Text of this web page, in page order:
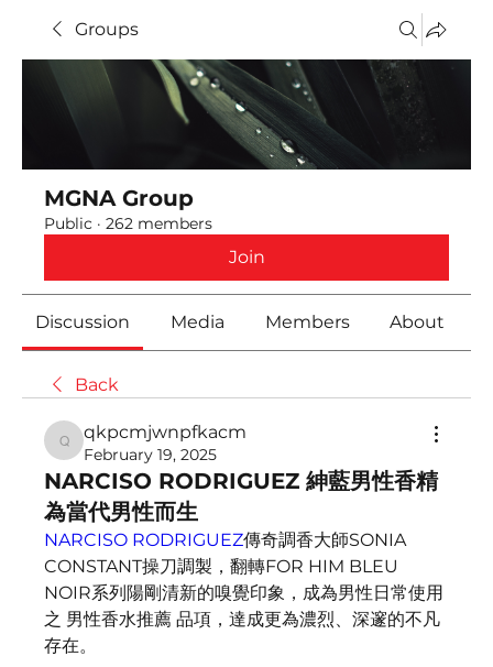
Groups
MGNA Group
Public · 262 members
Join
Discussion Media Members About
Back
qkpcmjwnpfkacm
qkpcmjwnpfkacm
February 19, 2025
NARCISO RODRIGUEZ 紳藍男性香精
為當代男性而生
NARCISO RODRIGUEZ傳奇調香大師SONIA
CONSTANT操刀調製，翻轉FOR HIM BLEU
NOIR系列陽剛清新的嗅覺印象，成為男性日常使用
之 男性香水推薦 品項，達成更為濃烈、深邃的不凡
存在。